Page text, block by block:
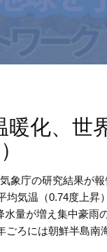
暖化、世
象庁の研究結果が
気温（0.74度上
量が増え集中豪雨
ろには朝鮮半島南